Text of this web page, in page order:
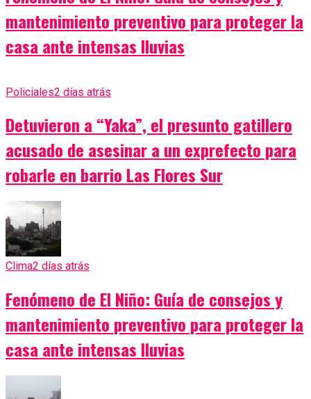
mantenimiento preventivo para proteger la
casa ante intensas lluvias
Policiales2 días atrás
Detuvieron a “Yaka”, el presunto gatillero
acusado de asesinar a un exprefecto para
robarle en barrio Las Flores Sur
Clima2 días atrás
Fenómeno de El Niño: Guía de consejos y
mantenimiento preventivo para proteger la
casa ante intensas lluvias